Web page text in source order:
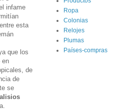
infame
esta
que los
en
de
de
se
Ropa
Colonias
Relojes
Plumas
Países-compras